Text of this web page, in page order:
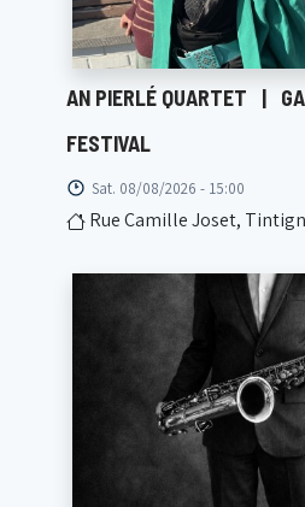
AN PIERLÉ QUARTET |
FESTIVAL
Sat. 08/08/2026 - 15:00
Rue Camille Joset,